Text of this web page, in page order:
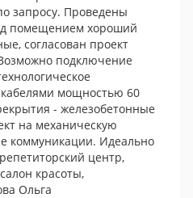
запросу. Проведены
помещением хороший
согласован проект
подключение
кабелями мощностью 60
- железобетонные
на механическую
коммуникации. Идеально
центр,
красоты,
Ольга